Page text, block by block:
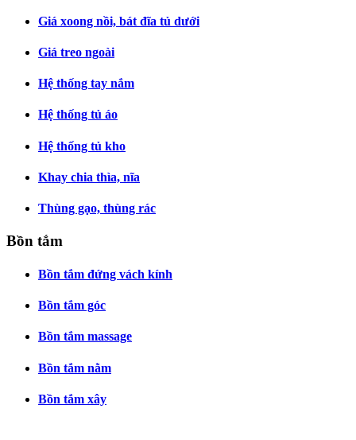
Giá xoong nồi, bát đĩa tủ dưới
Giá treo ngoài
Hệ thống tay nắm
Hệ thống tủ áo
Hệ thống tủ kho
Khay chia thìa, nĩa
Thùng gạo, thùng rác
Bồn tắm
Bồn tắm đứng vách kính
Bồn tắm góc
Bồn tắm massage
Bồn tắm nằm
Bồn tắm xây